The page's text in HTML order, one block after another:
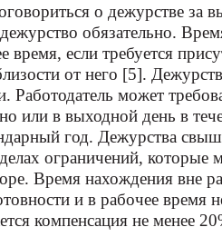
о дежурстве за
обязательно.
время, если требуется
от него [5].
Работодатель может
или в выходной день в
год. Дежурства
ограничений, которые
Время нахождения вне
и в рабочее время
компенсация не менее